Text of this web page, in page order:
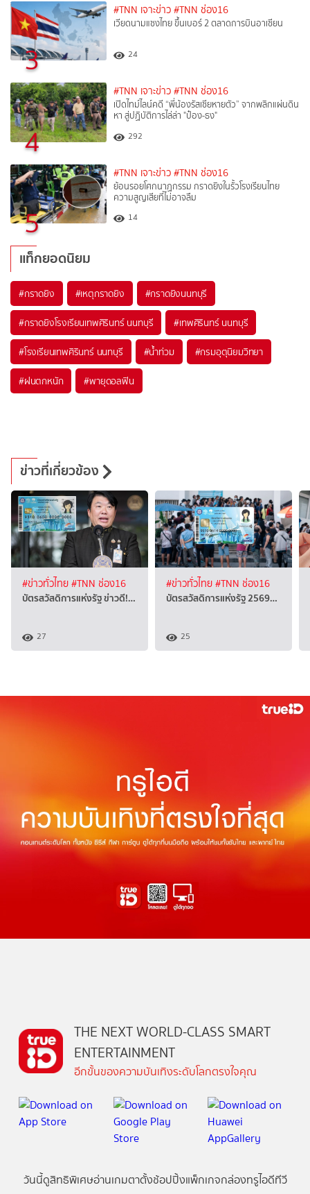
3
#TNN เจาะข่าว #TNN ช่อง16
เวียดนามแซงไทย ขึ้นเบอร์ 2 ตลาดการบินอาเซียน
24
4
#TNN เจาะข่าว #TNN ช่อง16
เปิดไทม์ไลน์คดี “พี่น้องรัสเซียหายตัว” จากพลิกแผ่นดิน
หา สู่ปฏิบัติการไล่ล่า "ป๋อง-ธง"
292
5
#TNN เจาะข่าว #TNN ช่อง16
ย้อนรอยโศกนาฏกรรม กราดยิงในรั้วโรงเรียนไทย
ความสูญเสียที่ไม่อาจลืม
14
แท็กยอดนิยม
#กราดยิง #เหตุกราดยิง #กราดยิงนนทบุรี
#กราดยิงโรงเรียนเทพศิรินทร์ นนทบุรี #เทพศิรินทร์ นนทบุรี
#โรงเรียนเทพศิรินทร์ นนทบุรี #น้ำท่วม #กรมอุตุนิยมวิทยา
#ฝนตกหนัก #พายุดอลฟิน
ข่าวที่เกี่ยวข้อง
#ข่าวทั่วไทย#TNN ช่อง16
บัตรสวัสดิการแห่งรัฐ ข่าวดี!…
27
#ข่าวทั่วไทย#TNN ช่อง16
บัตรสวัสดิการแห่งรัฐ 2569…
25
THE NEXT WORLD-CLASS SMART
ENTERTAINMENT
อีกขั้นของความบันเทิงระดับโลกตรงใจคุณ
วันนี้ดูสิทธิพิเศษอ่านเกมตาตั้งช้อปปิ้งแพ็กเกจกล่องทรูไอดีทีวี